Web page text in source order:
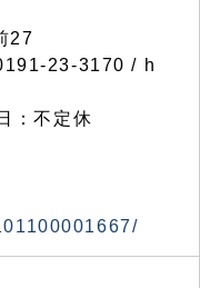
27
23-3170 / h
：不定休